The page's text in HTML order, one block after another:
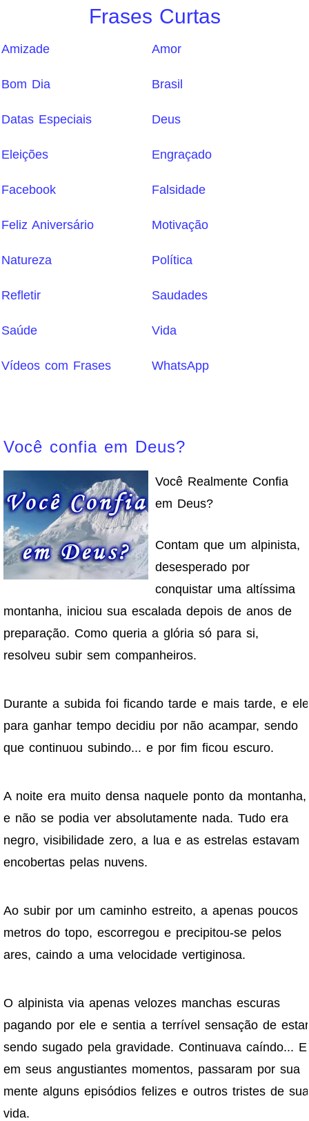
Frases Curtas
Amizade Amor
Bom Dia Brasil
Datas Especiais Deus
Eleições Engraçado
Facebook Falsidade
Feliz Aniversário Motivação
Natureza Política
Refletir Saudades
Saúde Vida
Vídeos com Frases WhatsApp
Você confia em Deus?
Você Realmente Confia
em Deus?
Contam que um alpinista,
desesperado por
conquistar uma altíssima
montanha, iniciou sua escalada depois de anos de
preparação. Como queria a glória só para si,
resolveu subir sem companheiros.
Durante a subida foi ficando tarde e mais tarde, e ele
para ganhar tempo decidiu por não acampar, sendo
que continuou subindo... e por fim ficou escuro.
A noite era muito densa naquele ponto da montanha,
e não se podia ver absolutamente nada. Tudo era
negro, visibilidade zero, a lua e as estrelas estavam
encobertas pelas nuvens.
Ao subir por um caminho estreito, a apenas poucos
metros do topo, escorregou e precipitou-se pelos
ares, caindo a uma velocidade vertiginosa.
O alpinista via apenas velozes manchas escuras
pagando por ele e sentia a terrível sensação de estar
sendo sugado pela gravidade. Continuava caíndo... E
em seus angustiantes momentos, passaram por sua
mente alguns episódios felizes e outros tristes de sua
vida.